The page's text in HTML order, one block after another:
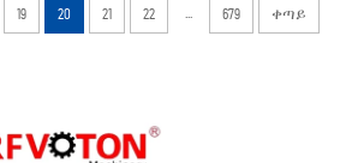
19 20 21 22 ... 679 ቀጣይ